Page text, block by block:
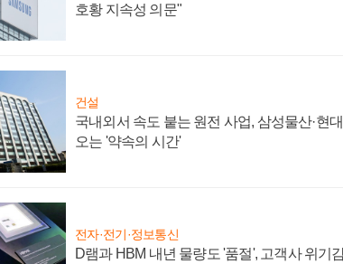
호황 지속성 의문"
건설
국내외서 속도 붙는 원전 사업, 삼성물산·현
오는 '약속의 시간'
전자·전기·정보통신
D램과 HBM 내년 물량도 '품절', 고객사 위기